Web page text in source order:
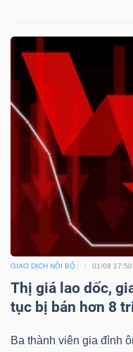
GIAO DỊCH NỘI BỘ 01/08 17:50
Thị giá lao dốc,
tục bị bán hơn 8
Ba thành viên gia đình